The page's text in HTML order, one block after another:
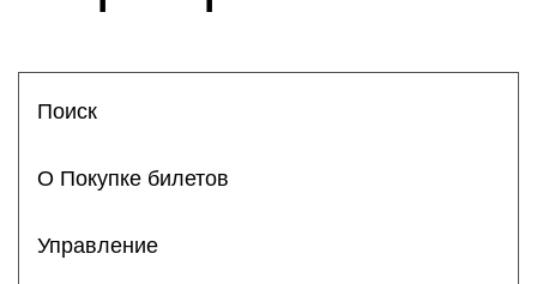
Поиск
О Покупке билетов
Управление